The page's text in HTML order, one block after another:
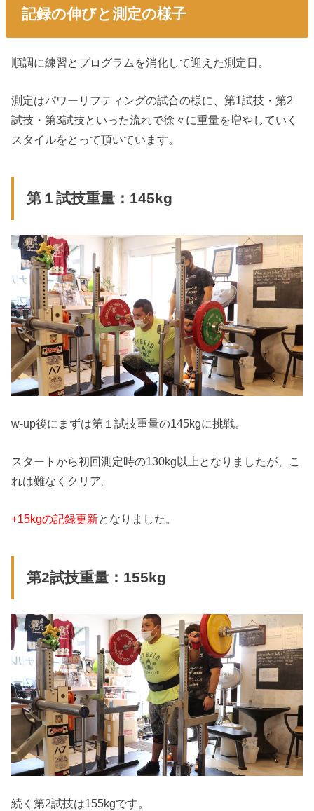
記録の伸びと測定の様子
順調に練習とプログラムを消化して迎えた測定日。
測定はパワーリフティングの試合の様に、第1試技・第2
試技・第3試技といった流れで徐々に重量を増やしていく
スタイルをとって頂いています。
第１試技重量：145kg
w-up後にまずは第１試技重量の145kgに挑戦。
スタートから初回測定時の130kg以上となりましたが、こ
れは難なくクリア。
+15kgの記録更新となりました。
第2試技重量：155kg
続く第2試技は155kgです。